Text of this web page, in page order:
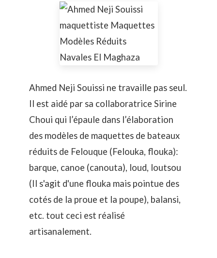
Ahmed Neji Souissi ne travaille pas seul.
Il est aidé par sa collaboratrice Sirine
Choui qui l’épaule dans l’élaboration
des modèles de maquettes de bateaux
réduits de Felouque (Felouka, flouka):
barque, canoe (canouta), loud, loutsou
(Il s'agit d'une flouka mais pointue des
cotés de la proue et la poupe), balansi,
etc. tout ceci est réalisé
artisanalement.